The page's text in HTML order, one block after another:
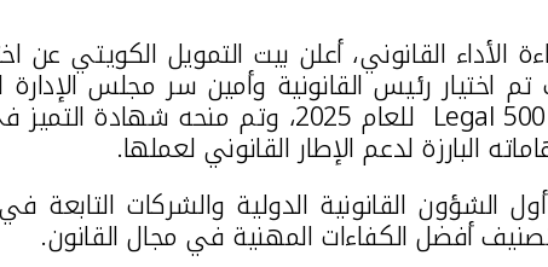
الأداء القانوني، أعلن بيت التمويل الكويتي عن
في الإدارة القانونية للعام 2025، حيث تم اختيار رئيس القانونية
Legal للعام 2025، وتم منحه شهادة التميز في الأداء للعام 2025
البارزة لدعم الإطار القانوني لعملها.
الشؤون القانونية الدولية والشركات
تصنيف أفضل الكفاءات المهنية في مجال القانون.